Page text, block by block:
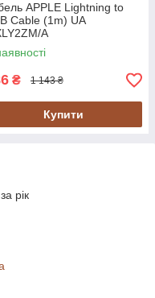
APPLE Lightning to
Cable (1m) UA
A
₴ 1 143 ₴
Купити
рік